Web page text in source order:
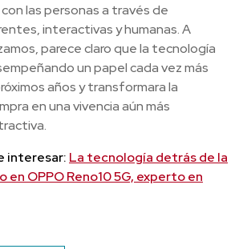
las personas a través de
interactivas y humanas. A
parece claro que la tecnología
un papel cada vez más
años y transformara la
en una vivencia aún más
interesar: La tecnología detrás de la
OPPO Reno10 5G, experto en